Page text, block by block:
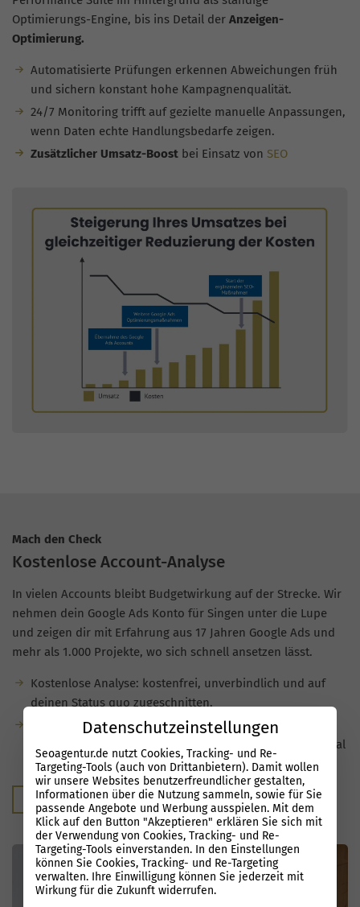
Optimierungs-Engine, bis ins Detail der Anzeigen-
Optimierung.
Automatisierte Prüfungen erkennen Abweichungen früh
und sichern konstant hohe Kampagnenqualität.
24/7 Monitoring trifft auf gezielte manuelle Anpassungen,
wenn Daten echte Handlungsbedarfe zeigen.
Zusätzlicher Umsatz-Boostbei Einsatz von SEO
Mach den Check
Kostenlose Account-Analyse
In vielen Accounts bleibt Budgetwirkung auf der Strecke. Wir
nehmen dein Google Ads Konto für Singen unter die Lupe
und zeigen dir mit Erfahrung aus 17 Jahren Google Ads und
mehr als 1.000 Projekte, wo sich schnell ansetzen lässt.
Kostenlose Analyse: kostenfrei, unverbindlich und auf
deinen Status quo zugeschnitten.
Du bekommst klare Hinweise zu
Optimierungsmöglichkeiten und siehst, welches Potenzial
in deinen Kampagnen steckt.
Kostenloser Audit
Datenschutzeinstellungen
Seoagentur.de nutzt Cookies, Tracking- und Re-
Targeting-Tools (auch von Drittanbietern). Damit wollen
wir unsere Websites benutzerfreundlicher gestalten,
Informationen über die Nutzung sammeln, sowie für Sie
passende Angebote und Werbung ausspielen. Mit dem
Klick auf den Button "Akzeptieren" erklären Sie sich mit
der Verwendung von Cookies, Tracking- und Re-
Targeting-Tools einverstanden. In den Einstellungen
können Sie Cookies, Tracking- und Re-Targeting
verwalten. Ihre Einwilligung können Sie jederzeit mit
Wirkung für die Zukunft widerrufen.